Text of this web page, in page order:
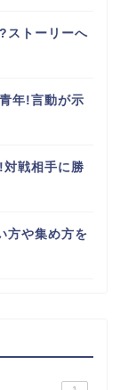
ストーリーへ
年!言動が示
対戦相手に勝
方や集め方を